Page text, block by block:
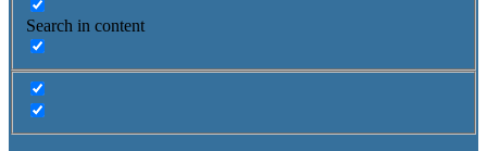
Search in content